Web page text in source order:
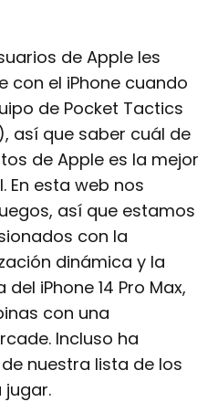
de Apple les
con el iPhone cuando
de Pocket Tactics
así que saber cuál de
de Apple es la mejor
En esta web nos
así que estamos
con la
dinámica y la
iPhone 14 Pro Max,
con una
Incluso ha
nuestra lista de los
jugar.